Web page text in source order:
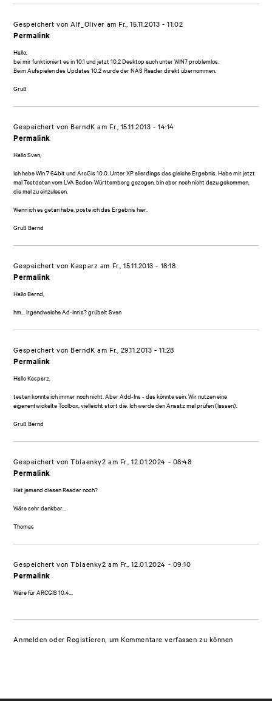
Gespeichert vonAlf_Oliver am Fr., 15.11.2013 - 11:02
Permalink
Hallo,
bei mir funktioniert es in 10.1 und jetzt 10.2 Desktop auch unter WIN7 problemlos.
Beim Aufspielen des Updates 10.2 wurde der NAS Reader direkt übernommen.
Gruß
Gespeichert von BerndK am Fr., 15.11.2013 - 14:14
Permalink
Hallo Sven,
ich habe Win 7 64bit und ArcGis 10.0. Unter XP allerdings das gleiche Ergebnis. Habe mir jetzt
mal Testdaten vom LVA Baden-Württemberg gezogen, bin aber noch nicht dazu gekommen,
die mal zu einzulesen.
Wenn ich es getan habe, poste ich das Ergebnis hier.
Gruß Bernd
Gespeichert von Kasparz am Fr., 15.11.2013 - 18:18
Permalink
Hallo Bernd,
hm... irgendwelche Ad-Inn's? grübelt Sven
Gespeichert von BerndK am Fr., 29.11.2013 - 11:28
Permalink
Hallo Kasparz,
testen konnte ich immer noch nicht. Aber Add-Ins - das könnte sein. Wir nutzen eine
eigenentwickelte Toolbox, vielleicht stört die. Ich werde den Ansatz mal prüfen (lassen).
Gruß Bernd
Gespeichert vonTblaenky2 am Fr., 12.01.2024 - 08:48
Permalink
Hat jemand diesen Reader noch?
Wäre sehr dankbar...
Thomas
Gespeichert vonTblaenky2 am Fr., 12.01.2024 - 09:10
Permalink
Wäre für ARCGIS 10.4...
Anmelden oder Registieren , um Kommentare verfassen zu können